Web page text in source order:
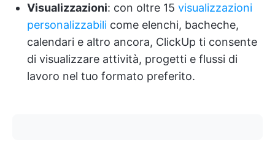
Visualizzazioni: con oltre 15 visualizzazioni
personalizzabili come elenchi, bacheche,
calendari e altro ancora, ClickUp ti consente
di visualizzare attività, progetti e flussi di
lavoro nel tuo formato preferito.